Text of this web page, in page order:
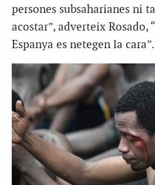
persones subsaharianes ni
acostar”, adverteix Rosado,
Espanya es netegen la cara”.